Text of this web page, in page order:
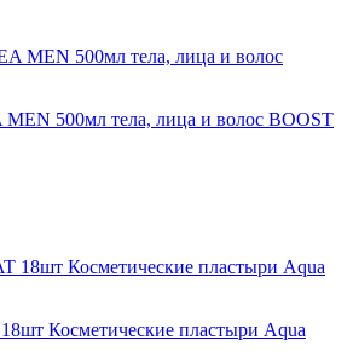
500мл тела, лица и волос BOOST
Косметические пластыри Aqua